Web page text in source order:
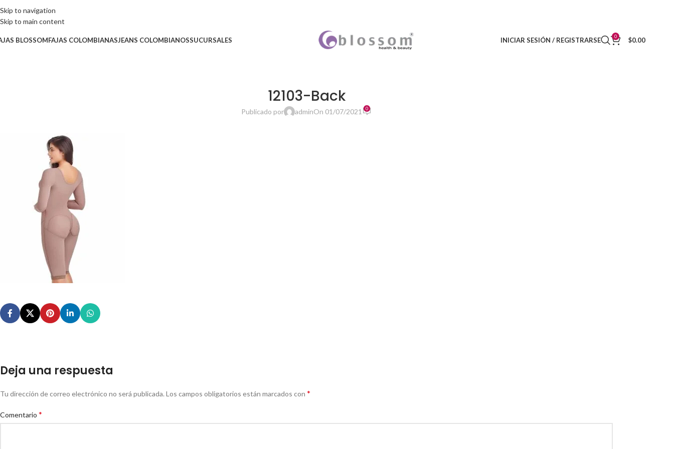
Skip to navigation
Skip to main content
BLOSSOMFAJAS COLOMBIANASJEANS COLOMBIANOSSUCURSALES INICIAR SESIÓN / REGISTRARSE 0 $0.00
12103-Back
Publicado por adminOn 01/07/2021 0
Deja una respuesta
Tu dirección de correo electrónico no será publicada. Los campos obligatorios están marcados con *
Comentario *